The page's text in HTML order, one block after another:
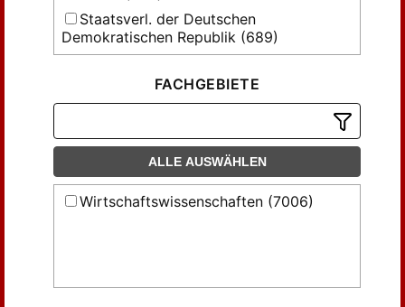
Staatsverl. der Deutschen
Demokratischen Republik (689)
Demokratischen Republik (4903)
VEB Deutscher Zentralverlag (531)
FACHGEBIETE
ALLE AUSWÄHLEN
Wirtschaftswissenschaften (7006)